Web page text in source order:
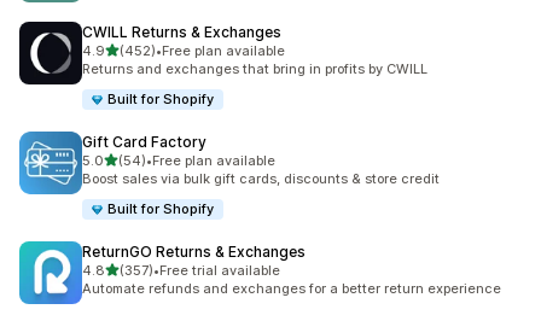
CWILL Returns & Exchanges
4.9เต็ม 5 ดาว
(452)
ทั้งหมด 452 รีวิว
•Free plan available
Returns and exchanges that bring in profits by CWILL
Built for Shopify
Gift Card Factory
5.0เต็ม 5 ดาว
(54)
ทั้งหมด 54 รีวิว
•Free plan available
Boost sales via bulk gift cards, discounts & store credit
Built for Shopify
ReturnGO Returns & Exchanges
4.8เต็ม 5 ดาว
(357)
ทั้งหมด 357 รีวิว
•Free trial available
Automate refunds and exchanges for a better return experience